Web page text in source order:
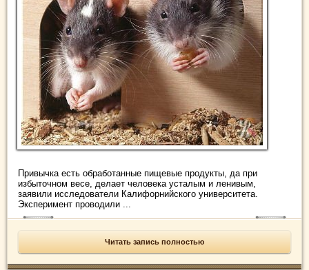
Привычка есть обработанные пищевые продукты, да при
избыточном весе, делает человека усталым и ленивым,
заявили исследователи Калифорнийского университета.
Эксперимент проводили ...
Читать запись полностью